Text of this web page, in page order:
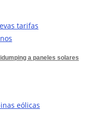
a paneles solares